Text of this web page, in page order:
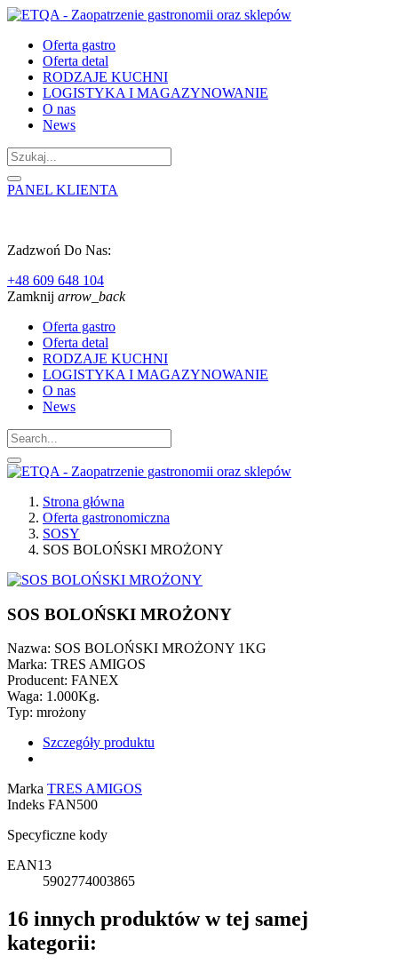
Oferta gastro
Oferta detal
RODZAJE KUCHNI
LOGISTYKA I MAGAZYNOWANIE
O nas
News
PANEL KLIENTA
Zadzwoń Do Nas:
+48 609 648 104
Zamknij arrow_back
Oferta gastro
Oferta detal
RODZAJE KUCHNI
LOGISTYKA I MAGAZYNOWANIE
O nas
News
Strona główna
Oferta gastronomiczna
SOSY
SOS BOLOŃSKI MROŻONY
SOS BOLOŃSKI MROŻONY
Nazwa: SOS BOLOŃSKI MROŻONY 1KG
Marka: TRES AMIGOS
Producent: FANEX
Waga: 1.000Kg.
Typ: mrożony
Szczegóły produktu
Marka TRES AMIGOS
Indeks FAN500
Specyficzne kody
EAN13
5902774003865
16 innych produktów w tej samej
kategorii: